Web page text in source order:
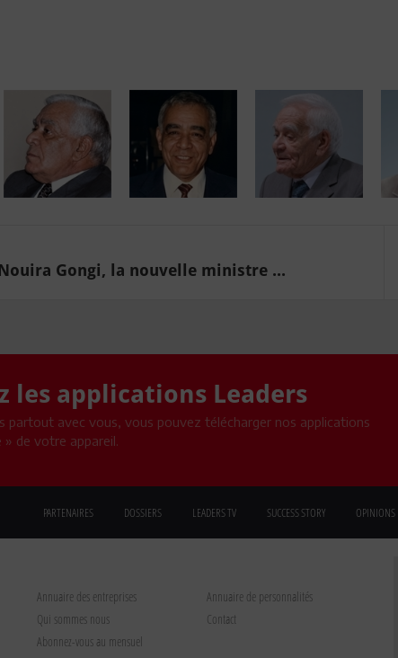
Gongi, la nouvelle ministre ...
les applications Leaders
partout avec vous, vous pouvez télécharger nos applications
de votre appareil.
PARTENAIRES DOSSIERS LEADERS TV SUCCESS STORY OPINIONS
Annuaire des entreprises
Annuaire de personnalités
Qui sommes nous
Contact
Abonnez-vous au mensuel